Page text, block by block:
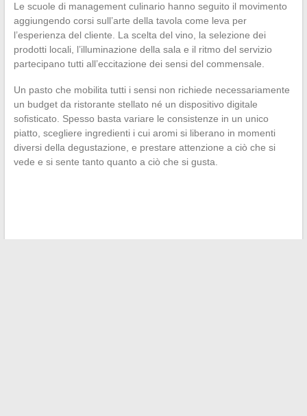
Le scuole di management culinario hanno seguito il movimento
aggiungendo corsi sull’arte della tavola come leva per
l’esperienza del cliente. La scelta del vino, la selezione dei
prodotti locali, l’illuminazione della sala e il ritmo del servizio
partecipano tutti all’eccitazione dei sensi del commensale.
Un pasto che mobilita tutti i sensi non richiede necessariamente
un budget da ristorante stellato né un dispositivo digitale
sofisticato. Spesso basta variare le consistenze in un unico
piatto, scegliere ingredienti i cui aromi si liberano in momenti
diversi della degustazione, e prestare attenzione a ciò che si
vede e si sente tanto quanto a ciò che si gusta.